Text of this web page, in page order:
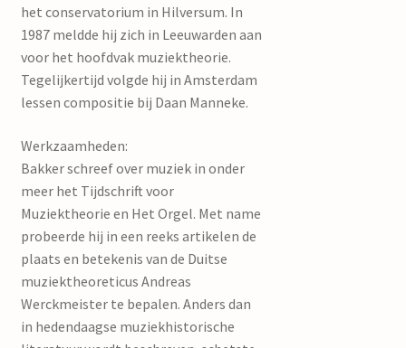
het conservatorium in Hilversum. In
1987 meldde hij zich in Leeuwarden aan
voor het hoofdvak muziektheorie.
Tegelijkertijd volgde hij in Amsterdam
lessen compositie bij Daan Manneke.
Werkzaamheden:
Bakker schreef over muziek in onder
meer het Tijdschrift voor
Muziektheorie en Het Orgel. Met name
probeerde hij in een reeks artikelen de
plaats en betekenis van de Duitse
muziektheoreticus Andreas
Werckmeister te bepalen. Anders dan
in hedendaagse muziekhistorische